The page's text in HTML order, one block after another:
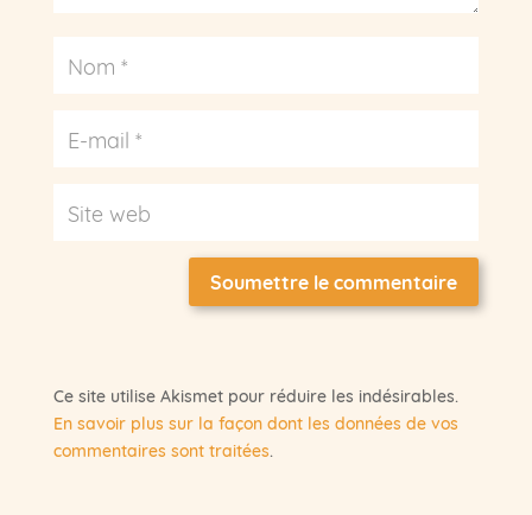
Soumettre le commentaire
Ce site utilise Akismet pour réduire les indésirables.
En savoir plus sur la façon dont les données de vos
commentaires sont traitées.